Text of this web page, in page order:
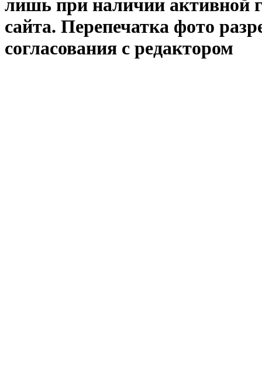
лишь при наличии активной
сайта. Перепечатка фото
согласования с редактором